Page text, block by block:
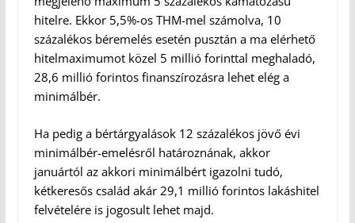
hitelre. Ekkor 5,5%-os THM-mel számolva, 10
százalékos béremelés esetén pusztán a ma elérhető
hitelmaximumot közel 5 millió forinttal meghaladó,
28,6 millió forintos finanszírozásra lehet elég a
minimálbér.
Ha pedig a bértárgyalások 12 százalékos jövő évi
minimálbér-emelésről határoznának, akkor
januártól az akkori minimálbért igazolni tudó,
kétkeresős család akár 29,1 millió forintos lakáshitel
felvételére is jogosult lehet majd.